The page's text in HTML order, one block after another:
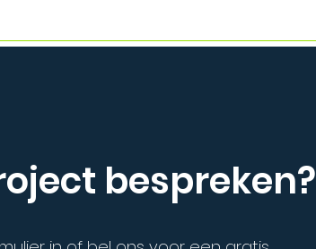
bespreken?